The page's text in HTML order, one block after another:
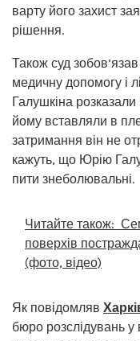
варту його захист
рішення.
Також суд
медичну допомогу і
Галушкіна
йому вставляли в
затримання він не
кажуть, що Юрію
пити знеболювальні.
Читайте також:
поверхів
(фото, відео)
Як повідомляв
бюро розслідувань у